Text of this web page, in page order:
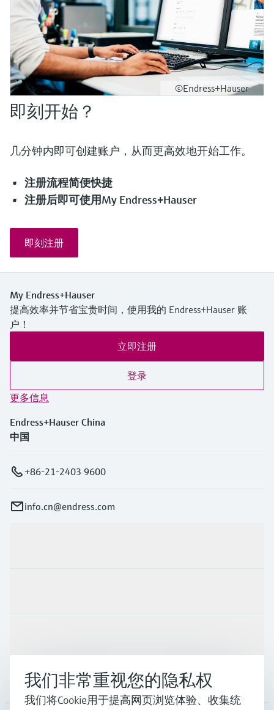
©Endress+Hauser
即刻开始？
几分钟内即可创建账户，从而更高效地开始工作。
注册流程简便快捷
注册后即可使用My Endress+Hauser
即刻注册
My Endress+Hauser
提高效率并节省宝贵时间，使用我的 Endress+Hauser 账
户！
立即注册
登录
更多信息
Endress+Hauser China
中国
+86-21-2403 9600
info.cn@endress.com
公司我们非常重视您的隐私权
我们将Cookie用于提高网页浏览体验、收集统